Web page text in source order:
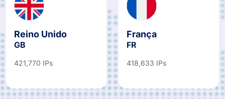
Reino Unido
GB
França
FR